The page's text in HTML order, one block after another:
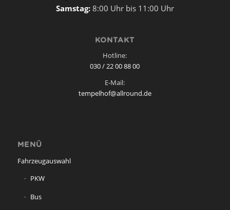
Samstag: 8:00 Uhr bis 11:00 Uhr
KONTAKT
Hotline:
030 / 22 00 88 00
E-Mail:
tempelhof@allround.de
MENÜ
Fahrzeugauswahl
PKW
Bus